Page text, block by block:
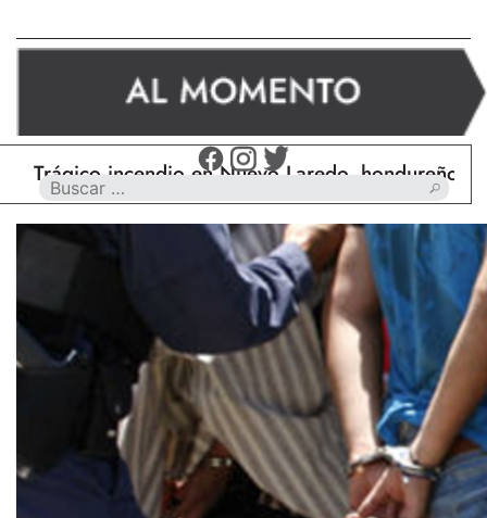
incendio en Nuevo Laredo, hondureño muere